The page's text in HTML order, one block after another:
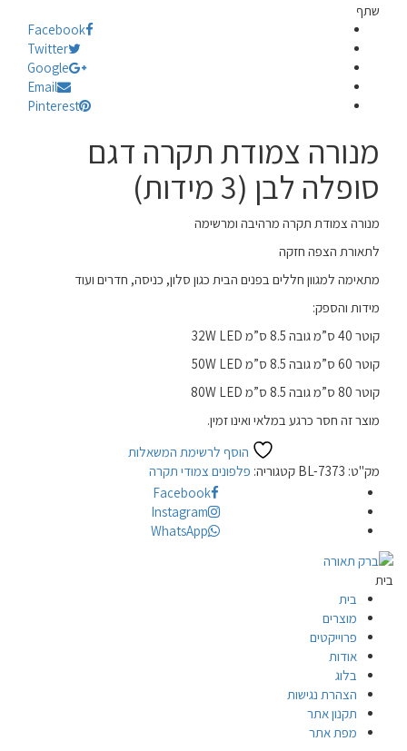
שתף
Facebook
Twitter
Google
Email
Pinterest
מנורה צמודת תקרה דגם
סופלה לבן (3 מידות)
מנורה צמודת תקרה מרהיבה ומרשימה
לתאורת הצפה חזקה
מתאימה למגוון חללים בפנים הבית כגון סלון, כניסה, חדרים ועוד
מידות והספק:
קוטר 40 ס”מ גובה 8.5 ס”מ 32W LED
קוטר 60 ס”מ גובה 8.5 ס”מ 50W LED
קוטר 80 ס”מ גובה 8.5 ס”מ 80W LED
מוצר זה חסר כרגע במלאי ואינו זמין.
הוסף לרשימת המשאלות
מק"ט: BL-7373 קטגוריה: פלפונים צמודי תקרה
Facebook
Instagram
WhatsApp
בית
בית
מוצרים
פרוייקטים
אודות
בלוג
הצהרת נגישות
תקנון אתר
מפת אתר